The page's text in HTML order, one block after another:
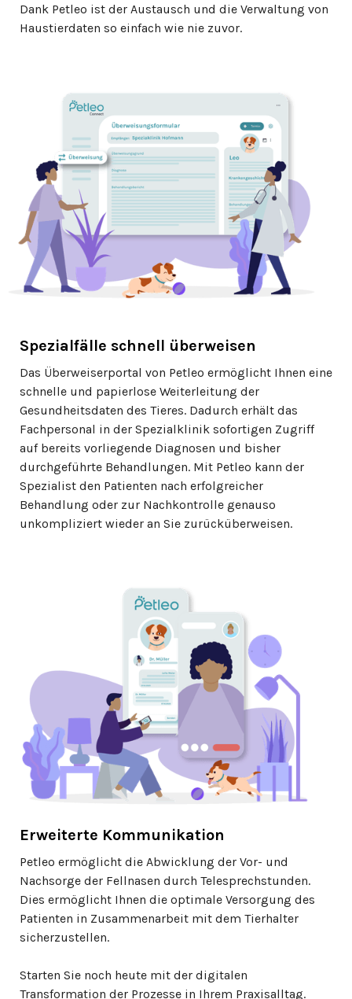
Dank Petleo ist der Austausch und die Verwaltung von
Haustierdaten so einfach wie nie zuvor.
Spezialfälle schnell überweisen
Das Überweiserportal von Petleo ermöglicht Ihnen eine
schnelle und papierlose Weiterleitung der
Gesundheitsdaten des Tieres. Dadurch erhält das
Fachpersonal in der Spezialklinik sofortigen Zugriff
auf bereits vorliegende Diagnosen und bisher
durchgeführte Behandlungen. Mit Petleo kann der
Spezialist den Patienten nach erfolgreicher
Behandlung oder zur Nachkontrolle genauso
unkompliziert wieder an Sie zurücküberweisen.
Erweiterte Kommunikation
Petleo ermöglicht die Abwicklung der Vor- und
Nachsorge der Fellnasen durch Telesprechstunden.
Dies ermöglicht Ihnen die optimale Versorgung des
Patienten in Zusammenarbeit mit dem Tierhalter
sicherzustellen.
Starten Sie noch heute mit der digitalen
Transformation der Prozesse in Ihrem Praxisalltag.